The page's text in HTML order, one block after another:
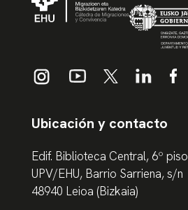
Ubicación y contacto
Edif. Biblioteca Central, 6º piso
UPV/EHU, Barrio Sarriena, s/n
48940 Leioa (Bizkaia)